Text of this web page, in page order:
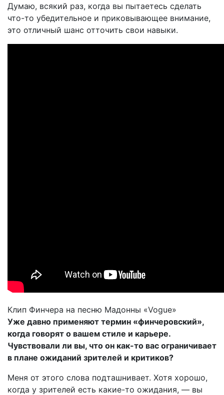
Думаю, всякий раз, когда вы пытаетесь сделать
что-то убедительное и приковывающее внимание,
это отличный шанс отточить свои навыки.
Клип Финчера на песню Мадонны «Vogue»
Уже давно применяют термин «финчеровский»,
когда говорят о вашем стиле и карьере.
Чувствовали ли вы, что он как-то вас ограничивает
в плане ожиданий зрителей и критиков?
Меня от этого слова подташнивает. Хотя хорошо,
когда у зрителей есть какие-то ожидания, — вы